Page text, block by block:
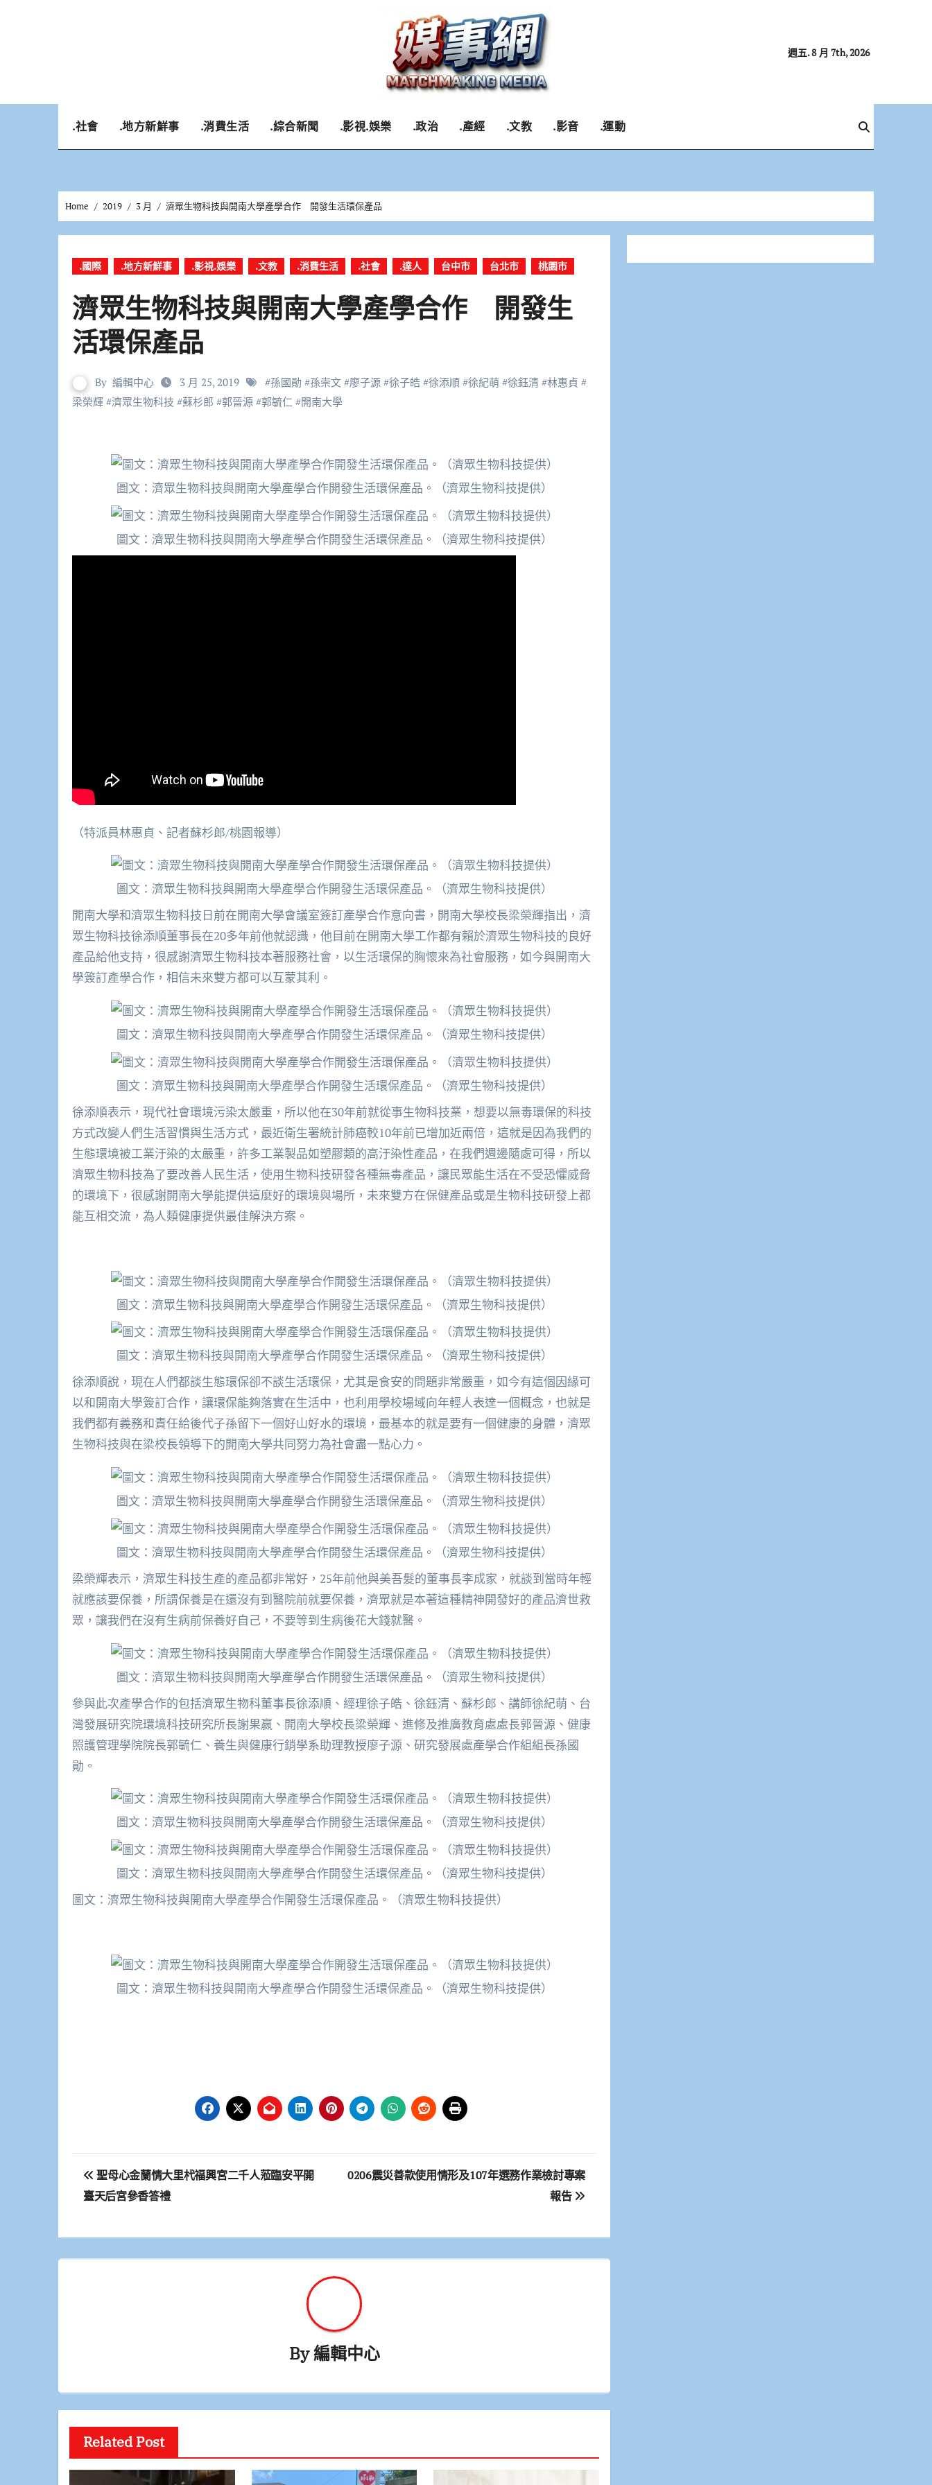
週五. 8 月 7th, 2026
.社會 .地方新鮮事 .消費生活 .綜合新聞 .影視.娛樂 .政治 .產經 .文教 .影音 .運動
Home 2019 3 月 濟眾生物科技與開南大學產學合作 開發生活環保產品
.國際 .地方新鮮事 .影視.娛樂 .文教 .消費生活 .社會 .達人 台中市 台北市 桃園市
濟眾生物科技與開南大學產學合作 開發生
活環保產品
By 編輯中心 3 月 25, 2019 #孫國勛 #孫崇文 #廖子源 #徐子皓 #徐添順 #徐紀萌 #徐鈺清 #林惠貞 #
梁榮輝 #濟眾生物科技 #蘇杉郎 #郭晉源 #郭毓仁 #開南大學
圖文：濟眾生物科技與開南大學產學合作開發生活環保產品。（濟眾生物科技提供）
圖文：濟眾生物科技與開南大學產學合作開發生活環保產品。（濟眾生物科技提供）
（特派員林惠貞、記者蘇杉郎/桃園報導）
圖文：濟眾生物科技與開南大學產學合作開發生活環保產品。（濟眾生物科技提供）
開南大學和濟眾生物科技日前在開南大學會議室簽訂產學合作意向書，開南大學校長梁榮輝指出，濟
眾生物科技徐添順董事長在20多年前他就認識，他目前在開南大學工作都有賴於濟眾生物科技的良好
產品給他支持，很感謝濟眾生物科技本著服務社會，以生活環保的胸懷來為社會服務，如今與開南大
學簽訂產學合作，相信未來雙方都可以互蒙其利。
圖文：濟眾生物科技與開南大學產學合作開發生活環保產品。（濟眾生物科技提供）
圖文：濟眾生物科技與開南大學產學合作開發生活環保產品。（濟眾生物科技提供）
徐添順表示，現代社會環境污染太嚴重，所以他在30年前就從事生物科技業，想要以無毒環保的科技
方式改變人們生活習慣與生活方式，最近衛生署統計肺癌較10年前已增加近兩倍，這就是因為我們的
生態環境被工業汙染的太嚴重，許多工業製品如塑膠類的高汙染性產品，在我們週邊隨處可得，所以
濟眾生物科技為了要改善人民生活，使用生物科技研發各種無毒產品，讓民眾能生活在不受恐懼威脅
的環境下，很感謝開南大學能提供這麼好的環境與場所，未來雙方在保健產品或是生物科技研發上都
能互相交流，為人類健康提供最佳解決方案。
圖文：濟眾生物科技與開南大學產學合作開發生活環保產品。（濟眾生物科技提供）
圖文：濟眾生物科技與開南大學產學合作開發生活環保產品。（濟眾生物科技提供）
徐添順說，現在人們都談生態環保卻不談生活環保，尤其是食安的問題非常嚴重，如今有這個因緣可
以和開南大學簽訂合作，讓環保能夠落實在生活中，也利用學校場域向年輕人表達一個概念，也就是
我們都有義務和責任給後代子孫留下一個好山好水的環境，最基本的就是要有一個健康的身體，濟眾
生物科技與在梁校長領導下的開南大學共同努力為社會盡一點心力。
圖文：濟眾生物科技與開南大學產學合作開發生活環保產品。（濟眾生物科技提供）
圖文：濟眾生物科技與開南大學產學合作開發生活環保產品。（濟眾生物科技提供）
梁榮輝表示，濟眾生科技生產的產品都非常好，25年前他與美吾髮的董事長李成家，就談到當時年輕
就應該要保養，所謂保養是在還沒有到醫院前就要保養，濟眾就是本著這種精神開發好的產品濟世救
眾，讓我們在沒有生病前保養好自己，不要等到生病後花大錢就醫。
圖文：濟眾生物科技與開南大學產學合作開發生活環保產品。（濟眾生物科技提供）
參與此次產學合作的包括濟眾生物科董事長徐添順、經理徐子皓、徐鈺清、蘇杉郎、講師徐紀萌、台
灣發展研究院環境科技研究所長謝果嬴、開南大學校長梁榮輝、進修及推廣教育處處長郭晉源、健康
照護管理學院院長郭毓仁、養生與健康行銷學系助理教授廖子源、研究發展處產學合作組組長孫國
勛。
圖文：濟眾生物科技與開南大學產學合作開發生活環保產品。（濟眾生物科技提供）
圖文：濟眾生物科技與開南大學產學合作開發生活環保產品。（濟眾生物科技提供）
圖文：濟眾生物科技與開南大學產學合作開發生活環保產品。（濟眾生物科技提供）
圖文：濟眾生物科技與開南大學產學合作開發生活環保產品。（濟眾生物科技提供）
文
章
覽
聖母心金蘭情大里杙福興宮二千人蒞臨安平開
臺天后宮參香答禮
0206震災善款使用情形及107年選務作業檢討專案
報告
By編輯中心
Related Post